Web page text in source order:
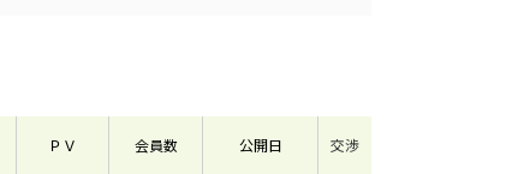
ＰＶ 会員数 公開日 交渉